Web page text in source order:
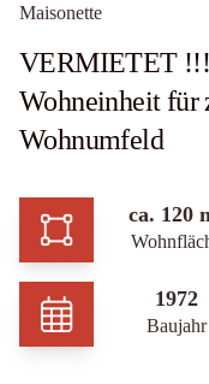
Maisonette
VERMIETET !!!
Wohneinheit für
Wohnumfeld
ca. 120
1972
Baujahr